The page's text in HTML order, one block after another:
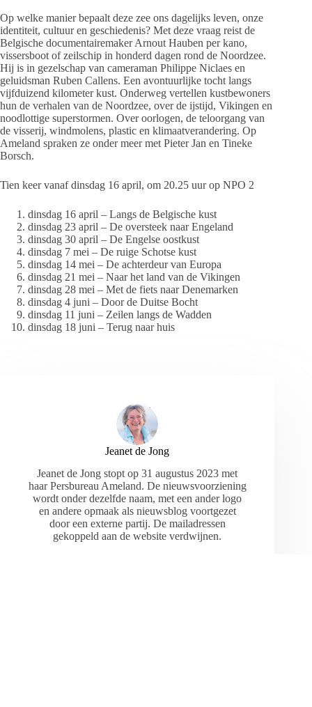
Op welke manier bepaalt deze zee ons dagelijks leven, onze
identiteit, cultuur en geschiedenis? Met deze vraag reist de
Belgische documentairemaker Arnout Hauben per kano,
vissersboot of zeilschip in honderd dagen rond de Noordzee.
Hij is in gezelschap van cameraman Philippe Niclaes en
geluidsman Ruben Callens. Een avontuurlijke tocht langs
vijfduizend kilometer kust. Onderweg vertellen kustbewoners
hun de verhalen van de Noordzee, over de ijstijd, Vikingen en
noodlottige superstormen. Over oorlogen, de teloorgang van
de visserij, windmolens, plastic en klimaatverandering. Op
Ameland spraken ze onder meer met Pieter Jan en Tineke
Borsch.
Tien keer vanaf dinsdag 16 april, om 20.25 uur op NPO 2
dinsdag 16 april – Langs de Belgische kust
dinsdag 23 april – De oversteek naar Engeland
dinsdag 30 april – De Engelse oostkust
dinsdag 7 mei – De ruige Schotse kust
dinsdag 14 mei – De achterdeur van Europa
dinsdag 21 mei – Naar het land van de Vikingen
dinsdag 28 mei – Met de fiets naar Denemarken
dinsdag 4 juni – Door de Duitse Bocht
dinsdag 11 juni – Zeilen langs de Wadden
dinsdag 18 juni – Terug naar huis
Jeanet de Jong
Jeanet de Jong stopt op 31 augustus 2023 met
haar Persbureau Ameland. De nieuwsvoorziening
wordt onder dezelfde naam, met een ander logo
en andere opmaak als nieuwsblog voortgezet
door een externe partij. De mailadressen
gekoppeld aan de website verdwijnen.